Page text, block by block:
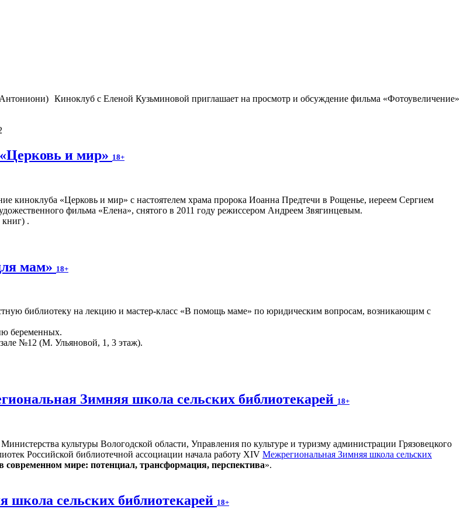
Киноклуб с Еленой Кузьминовой приглашает на просмотр и обсуждение фильма «Фотоувеличение»
и мир» 18+
киноклуба «Церковь и мир» с настоятелем храма пророка Иоанна Предтечи в Рощенье, иереем Сергием
фильма «Елена», снятого в 2011 году режиссером Андреем Звягинцевым.
.
мам» 18+
библиотеку на лекцию и мастер-класс «В помощь маме» по юридическим вопросам, возникающим с
беременных.
№12 (М. Ульяновой, 1, 3 этаж).
Зимняя школа сельских библиотекарей 18+
культуры Вологодской области, Управления по культуре и туризму администрации Грязовецкого
Российской библиотечной ассоциации начала работу XIV Межрегиональная Зимняя школа сельских
мире: потенциал, трансформация, перспектива».
сельских библиотекарей 18+